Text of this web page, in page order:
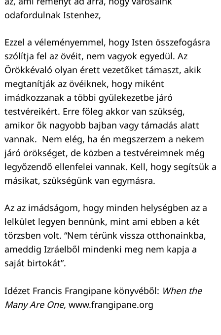
odafordulnak Istenhez,
Ezzel a véleményemmel, hogy Isten összefogásra
szólítja fel az övéit, nem vagyok egyedül. Az
Örökkévaló olyan érett vezetőket támaszt, akik
megtanítják az övéiknek, hogy miként
imádkozzanak a többi gyülekezetbe járó
testvéreikért. Erre főleg akkor van szükség,
amikor ők nagyobb bajban vagy támadás alatt
vannak. Nem elég, ha én megszerzem a nekem
járó örökséget, de közben a testvéreimnek még
legyőzendő ellenfelei vannak. Kell, hogy segítsük a
másikat, szükségünk van egymásra.
Az az imádságom, hogy minden helységben az a
lelkület legyen bennünk, mint ami ebben a két
törzsben volt. “Nem térünk vissza otthonainkba,
ameddig Izráelből mindenki meg nem kapja a
saját birtokát”.
Idézet Francis Frangipane könyvéből: When the
Many Are One, www.frangipane.org